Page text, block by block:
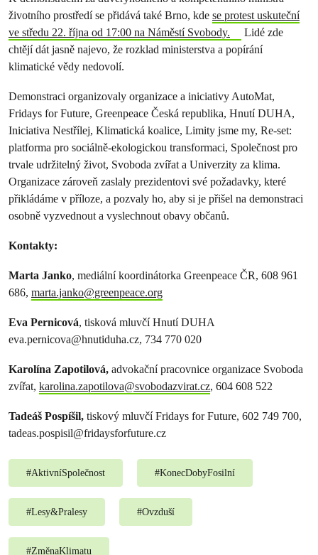
životního prostředí se přidává také Brno, kde se protest uskuteční
ve středu 22. října od 17:00 na Náměstí Svobody.
Lidé zde
chtějí dát jasně najevo, že rozklad ministerstva a popírání
klimatické vědy nedovolí.
Demonstraci organizovaly organizace a iniciativy AutoMat,
Fridays for Future, Greenpeace Česká republika, Hnutí DUHA,
Iniciativa Nestřílej, Klimatická koalice, Limity jsme my, Re-set:
platforma pro sociálně-ekologickou transformaci, Společnost pro
trvale udržitelný život, Svoboda zvířat a Univerzity za klima.
Organizace zároveň zaslaly prezidentovi své požadavky, které
přikládáme v příloze, a pozvaly ho, aby si je přišel na demonstraci
osobně vyzvednout a vyslechnout obavy občanů.
Kontakty:
Marta Janko, mediální koordinátorka Greenpeace ČR, 608 961
686, marta.janko@greenpeace.org
Eva Pernicová, tisková mluvčí Hnutí DUHA
eva.pernicova@hnutiduha.cz, 734 770 020
Karolína Zapotilová, advokační pracovnice organizace Svoboda
zvířat, karolina.zapotilova@svobodazvirat.cz, 604 608 522
Tadeáš Pospíšil, tiskový mluvčí Fridays for Future, 602 749 700,
tadeas.pospisil@fridaysforfuture.cz
#AktivníSpolečnost #KonecDobyFosilní
#Lesy&Pralesy #Ovzduší
#ZměnaKlimatu